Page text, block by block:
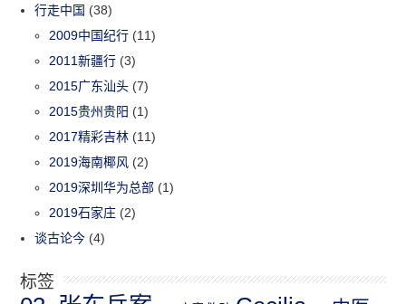
行走中国 (38)
2009中国纪行 (11)
2011新疆行 (3)
2015广东汕头 (7)
2015贵州贵阳 (1)
2017精彩吉林 (11)
2019海南椰风 (2)
2019深圳华为总部 (1)
2019石家庄 (2)
谈古论今 (4)
标签